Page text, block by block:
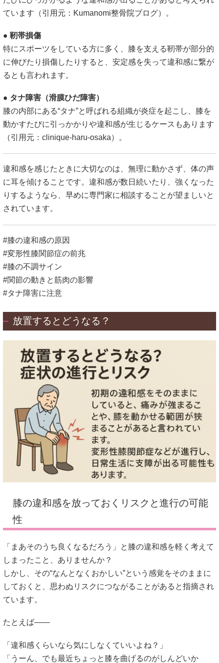
ています（引用元： Kumanomi整骨院ブログ）。
● 靭帯損傷
特にスポーツをしている方に多く、膝を支える靭帯が部分的
に伸びたり損傷したりすると、安定感を失って違和感に繋が
るとも言われます。
● タナ障害（滑膜ひだ障害）
膝の内部にある“タナ”と呼ばれる組織が炎症を起こし、膝を
動かすたびに引っかかりや違和感が生じるケースもあります
（引用元： clinique-haru-osaka）。
違和感を感じたときに大切なのは、無理に動かさず、体の声
に耳を傾けることです。違和感が数日続いたり、強くなった
りするようなら、早めに専門家に相談することが望ましいと
されています。
#膝の違和感の原因
#変形性膝関節症の前兆
#膝の不調サイン
#関節の動きと筋肉の影響
#タナ障害に注意
放置するとどうなる？
膝の違和感を放っておくリスクと進行の可能
性
「まあそのうち良くなるだろう」と膝の違和感を軽く考えて
しまったこと、ありませんか？
しかし、その“なんとなくおかしい”という感覚をそのままに
しておくと、思わぬリスクにつながることがあると指摘され
ています。
たとえば――
「違和感くらいなら気にしなくていいよね？」
「うーん、でも最近ちょっと膝を曲げるのがしんどいか